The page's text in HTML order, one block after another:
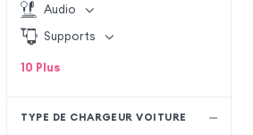
Audio
Supports
10 Plus
TYPE DE CHARGEUR VOITURE